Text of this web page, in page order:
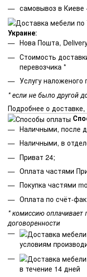
самовывоз в Киеве
Украине:
Нова Пошта,
Стоимость
перевозчика *
Услугу наложеного
* если не было другой
Подробнее о доставке,
Наличными, после
Наличными, в
Приват 24;
Оплата частями
Покупка частями
Оплата по счёт-
* комиссию оплачивает
договоренности
условиям
в течение 14 дней